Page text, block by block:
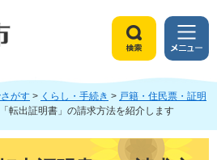
索
メ
ニ
ュ
ー
がす > くらし・手続き > 戸籍・住民票・証明
転出証明書」の請求方法を紹介します